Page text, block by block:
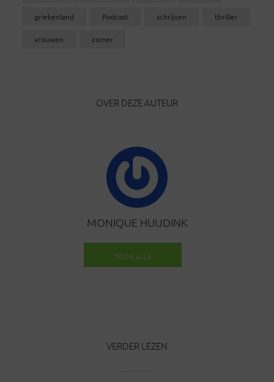
griekenland Podcast schrijven thriller
vrouwen zomer
OVER DEZE AUTEUR
MONIQUE HUIJDINK
TOON ALLE
VERDER LEZEN